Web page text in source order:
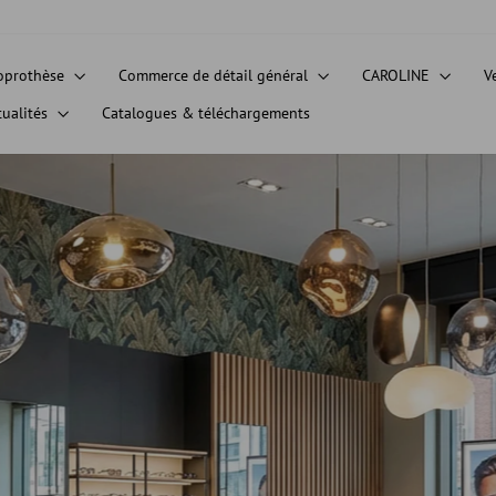
Commerce de détail général CAROLINE
Catalogues & téléchargements